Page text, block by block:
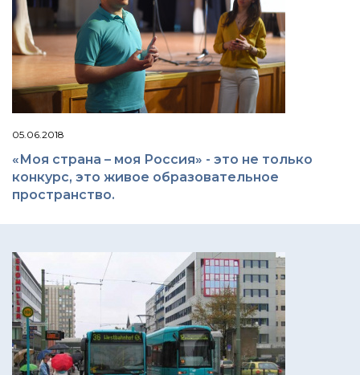
05.06.2018
«Моя страна – моя Россия» - это не только
конкурс, это живое образовательное
пространство.